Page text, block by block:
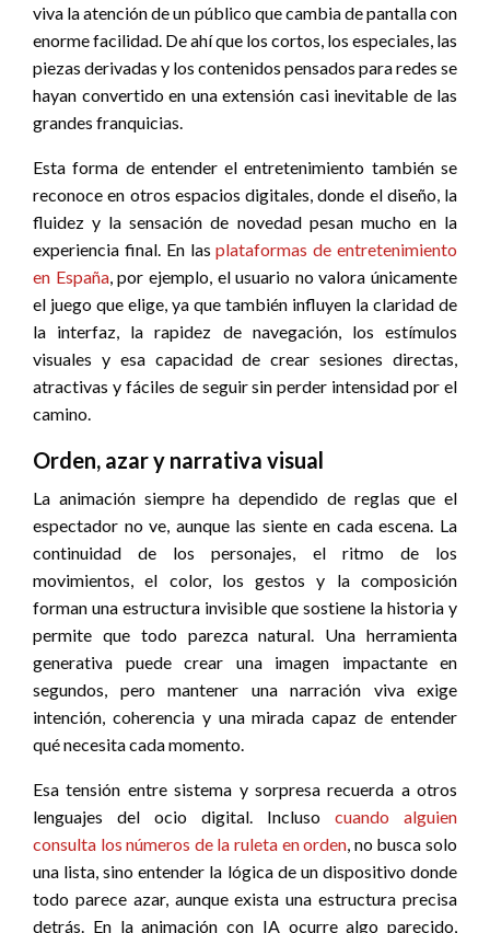
viva la atención de un público que cambia de pantalla con
enorme facilidad. De ahí que los cortos, los especiales, las
piezas derivadas y los contenidos pensados para redes se
hayan convertido en una extensión casi inevitable de las
grandes franquicias.
Esta forma de entender el entretenimiento también se
reconoce en otros espacios digitales, donde el diseño, la
fluidez y la sensación de novedad pesan mucho en la
experiencia final. En lasplataformas de entretenimiento
en España, por ejemplo, el usuario no valora únicamente
el juego que elige, ya que también influyen la claridad de
la interfaz, la rapidez de navegación, los estímulos
visuales y esa capacidad de crear sesiones directas,
atractivas y fáciles de seguir sin perder intensidad por el
camino.
Orden, azar y narrativa visual
La animación siempre ha dependido de reglas que el
espectador no ve, aunque las siente en cada escena. La
continuidad de los personajes, el ritmo de los
movimientos, el color, los gestos y la composición
forman una estructura invisible que sostiene la historia y
permite que todo parezca natural. Una herramienta
generativa puede crear una imagen impactante en
segundos, pero mantener una narración viva exige
intención, coherencia y una mirada capaz de entender
qué necesita cada momento.
Esa tensión entre sistema y sorpresa recuerda a otros
lenguajes del ocio digital. Incluso cuando alguien
consulta los números de la ruleta en orden, no busca solo
una lista, sino entender la lógica de un dispositivo donde
todo parece azar, aunque exista una estructura precisa
detrás. En la animación con IA ocurre algo parecido,